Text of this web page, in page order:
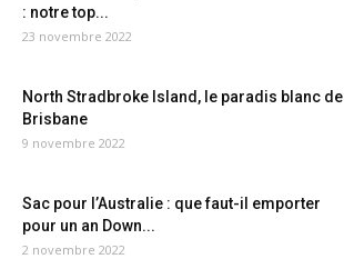
: notre top...
23 novembre 2022
North Stradbroke Island, le paradis blanc de
Brisbane
9 novembre 2022
Sac pour l’Australie : que faut-il emporter
pour un an Down...
2 novembre 2022